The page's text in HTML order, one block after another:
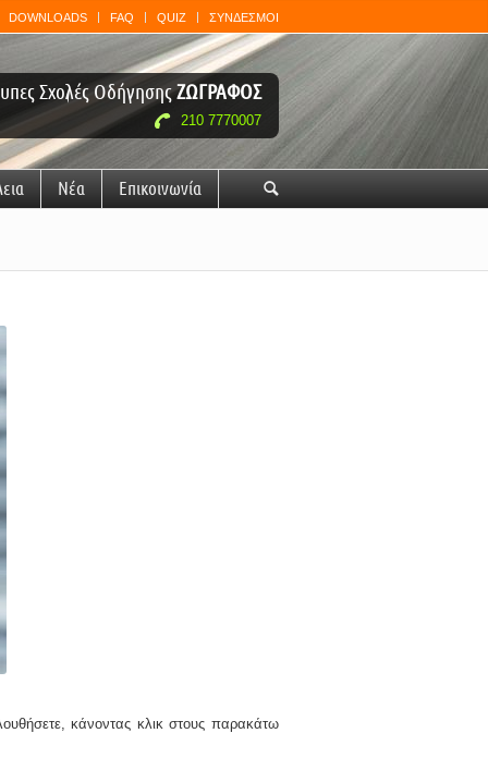
DOWNLOADS FAQ QUIZ ΣΥΝΔΕΣΜΟΙ
Σχολές ΟδήγησηςΖΩΓΡΑΦΟΣ
210 7770007
Νέα Επικοινωνία 🔍
κάνοντας κλικ στους παρακάτω